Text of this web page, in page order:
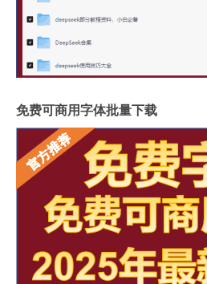
免费可商用字体批量下载